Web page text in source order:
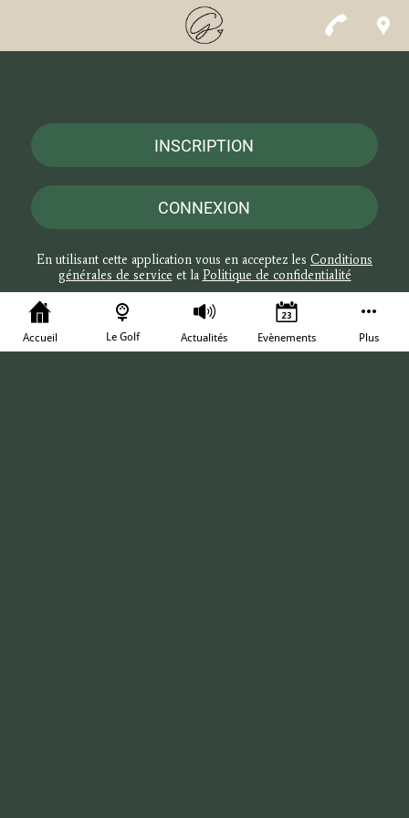
INSCRIPTION
CONNEXION
En utilisant cette application vous en acceptez les Conditions
générales de service et la Politique de confidentialité
Accueil Le Golf Actualités Evènements Plus